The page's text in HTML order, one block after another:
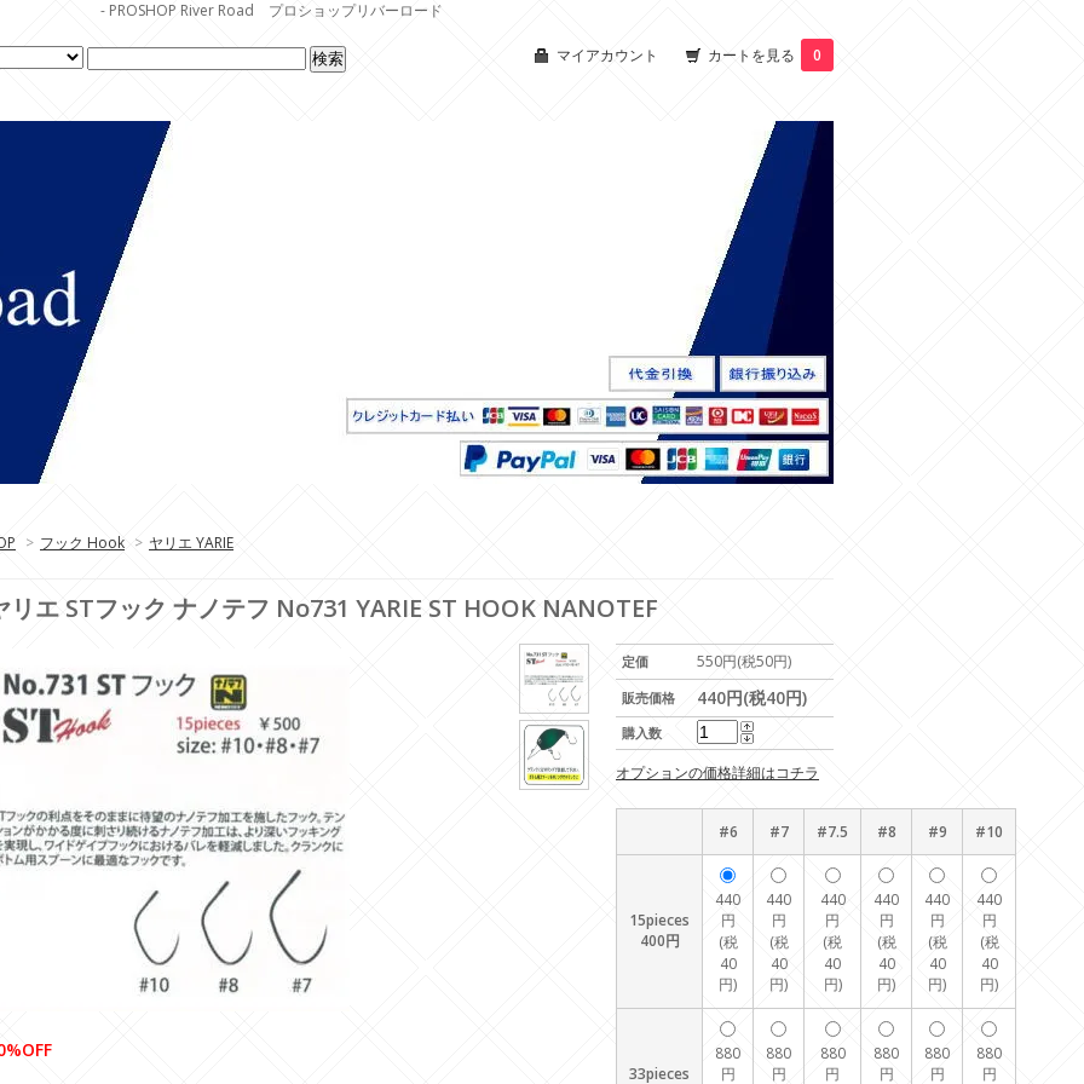
- PROSHOP River Road プロショップリバーロード
マイアカウント カートを見る 0
> フック Hook > ヤリエ YARIE
リエ STフック ナノテフ No731 YARIE ST HOOK NANOTEF
定価 550円(税50円)
販売価格 440円(税40円)
購入数
オプションの価格詳細はコチラ
#6 #7 #7.5 #8 #9 #10
15pieces
400円
440
円
(税
40
円)
440
円
(税
40
円)
440
円
(税
40
円)
440
円
(税
40
円)
440
円
(税
40
円)
440
円
(税
40
円)
33pieces
880
円
880
円
880
円
880
円
880
円
880
円